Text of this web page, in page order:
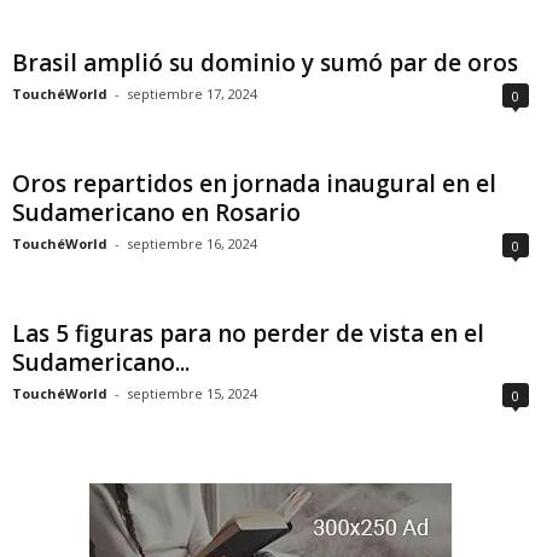
Brasil amplió su dominio y sumó par de oros
TouchéWorld - septiembre 17, 2024 0
Oros repartidos en jornada inaugural en el
Sudamericano en Rosario
TouchéWorld - septiembre 16, 2024 0
Las 5 figuras para no perder de vista en el
Sudamericano...
TouchéWorld - septiembre 15, 2024 0